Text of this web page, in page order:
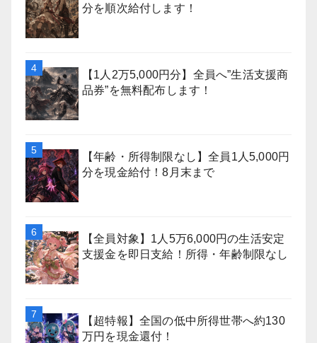
分を順次給付します！
【1人2万5,000円分】全員へ”生活支援商
品券”を無料配布します！
【年齢・所得制限なし】全員1人5,000円
分を現金給付！8月末まで
【全員対象】1人5万6,000円の生活安定
支援金を即日支給！所得・年齢制限なし
【超特報】全国の低中所得世帯へ約130
万円を現金還付！